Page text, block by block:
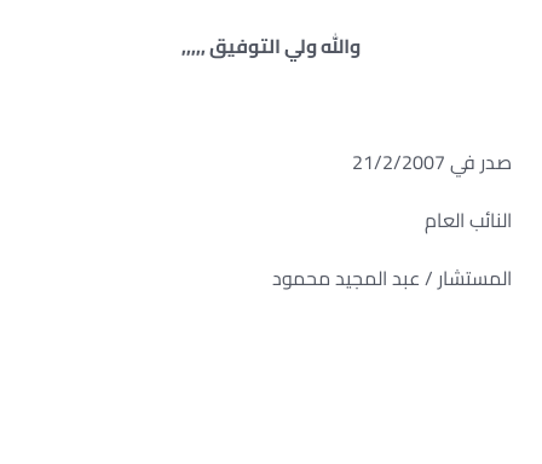
والله ولي التوفيق ,,,,,
صدر في 21/2/2007
النائب العام
المستشار / عبد المجيد محمود